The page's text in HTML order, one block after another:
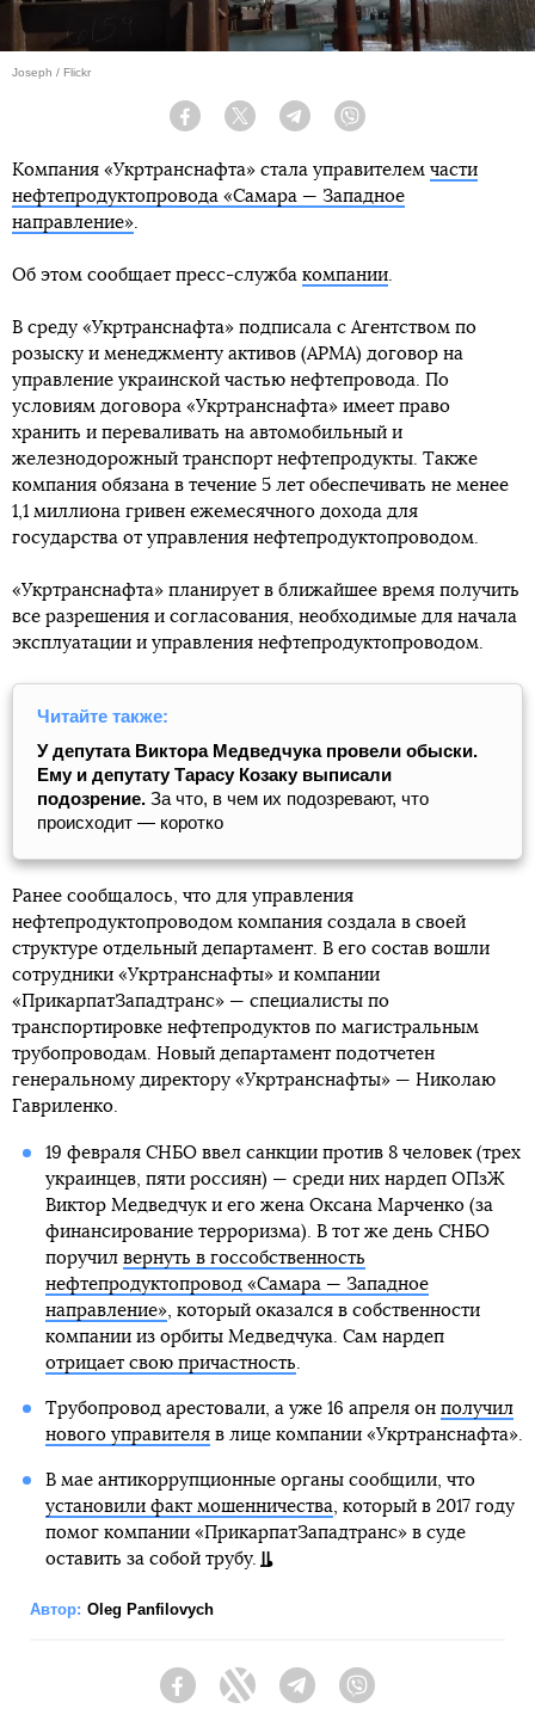
Joseph / Flickr
Facebook Twitter Telegram
Компания «Укртранснафта» стала управителем части
нефтепродуктопровода «Самара — Западное
направление».
Об этом сообщает пресс-служба компании.
В среду «Укртранснафта» подписала с Агентством по
розыску и менеджменту активов (АРМА) договор на
управление украинской частью нефтепровода. По
условиям договора «Укртранснафта» имеет право
хранить и переваливать на автомобильный и
железнодорожный транспорт нефтепродукты. Также
компания обязана в течение 5 лет обеспечивать не менее
1,1 миллиона гривен ежемесячного дохода для
государства от управления нефтепродуктопроводом.
«Укртранснафта» планирует в ближайшее время получить
все разрешения и согласования, необходимые для начала
эксплуатации и управления нефтепродуктопроводом.
Читайте также:
У депутата Виктора Медведчука провели обыски.
Ему и депутату Тарасу Козаку выписали
подозрение. За что, в чем их подозревают, что
происходит ― коротко
Ранее сообщалось, что для управления
нефтепродуктопроводом компания создала в своей
структуре отдельный департамент. В его состав вошли
сотрудники «Укртранснафты» и компании
«ПрикарпатЗападтранс» — специалисты по
транспортировке нефтепродуктов по магистральным
трубопроводам. Новый департамент подотчетен
генеральному директору «Укртранснафты» — Николаю
Гавриленко.
19 февраля СНБО ввел санкции против 8 человек (трех
украинцев, пяти россиян) — среди них нардеп ОПзЖ
Виктор Медведчук и его жена Оксана Марченко (за
финансирование терроризма). В тот же день СНБО
поручил вернуть в госсобственность
нефтепродуктопровод «Самара — Западное
направление», который оказался в собственности
компании из орбиты Медведчука. Сам нардеп
отрицает свою причастность.
Трубопровод арестовали, а уже 16 апреля он получил
нового управителяв лице компании «Укртранснафта».
В мае антикоррупционные органы сообщили, что
установили факт мошенничества, который в 2017 году
помог компании «ПрикарпатЗападтранс» в суде
оставить за собой трубу.
Автор: Oleg Panfilovych
FacebookTwitter Telegram